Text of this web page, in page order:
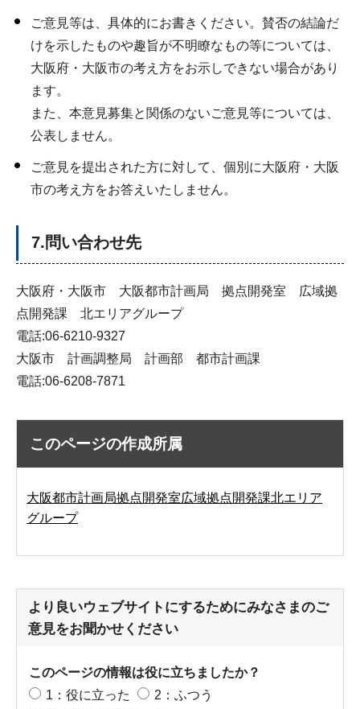
ご意見等は、具体的にお書きください。賛否の結論だ
けを示したものや趣旨が不明瞭なもの等については、
大阪府・大阪市の考え方をお示しできない場合があり
ます。
また、本意見募集と関係のないご意見等については、
公表しません。
ご意見を提出された方に対して、個別に大阪府・大阪
市の考え方をお答えいたしません。
7.問い合わせ先
大阪府・大阪市 大阪都市計画局 拠点開発室 広域拠
点開発課 北エリアグループ
電話:06-6210-9327
大阪市 計画調整局 計画部 都市計画課
電話:06-6208-7871
このページの作成所属
大阪都市計画局拠点開発室広域拠点開発課北エリア
グループ
より良いウェブサイトにするためにみなさまのご
意見をお聞かせください
このページの情報は役に立ちましたか？
1：役に立った
2：ふつう